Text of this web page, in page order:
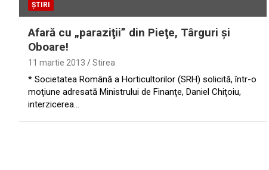
ȘTIRI
Afară cu „paraziţii” din Pieţe, Târguri şi
Oboare!
11 martie 2013 Stirea
* Societatea Română a Horticultorilor (SRH) solicită, într-o
moţiune adresată Ministrului de Finanţe, Daniel Chiţoiu,
interzicerea…